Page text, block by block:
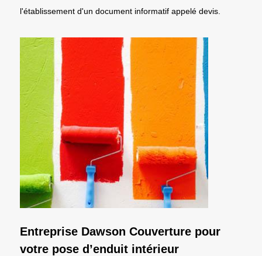
l'établissement d'un document informatif appelé devis.
Entreprise Dawson Couverture pour
votre pose d’enduit intérieur